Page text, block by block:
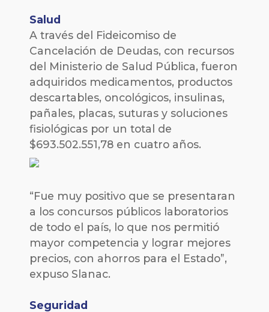
Salud
A través del Fideicomiso de
Cancelación de Deudas, con recursos
del Ministerio de Salud Pública, fueron
adquiridos medicamentos, productos
descartables, oncológicos, insulinas,
pañales, placas, suturas y soluciones
fisiológicas por un total de
$693.502.551,78 en cuatro años.
“Fue muy positivo que se presentaran
a los concursos públicos laboratorios
de todo el país, lo que nos permitió
mayor competencia y lograr mejores
precios, con ahorros para el Estado”,
expuso Slanac.
Seguridad